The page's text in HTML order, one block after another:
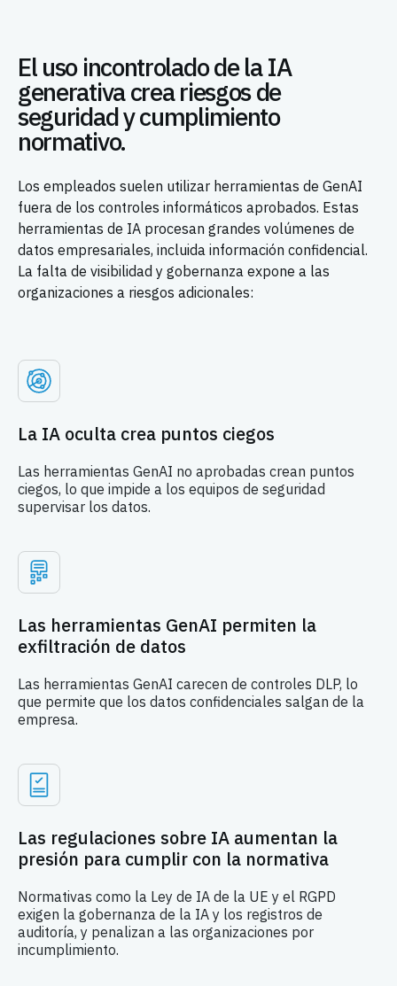
El uso incontrolado de la IA
generativa crea riesgos de
seguridad y cumplimiento
normativo.
Los empleados suelen utilizar herramientas de GenAI
fuera de los controles informáticos aprobados. Estas
herramientas de IA procesan grandes volúmenes de
datos empresariales, incluida información confidencial.
La falta de visibilidad y gobernanza expone a las
organizaciones a riesgos adicionales:
La IA oculta crea puntos ciegos
Las herramientas GenAI no aprobadas crean puntos
ciegos, lo que impide a los equipos de seguridad
supervisar los datos.
Las herramientas GenAI permiten la
exfiltración de datos
Las herramientas GenAI carecen de controles DLP, lo
que permite que los datos confidenciales salgan de la
empresa.
Las regulaciones sobre IA aumentan la
presión para cumplir con la normativa
Normativas como la Ley de IA de la UE y el RGPD
exigen la gobernanza de la IA y los registros de
auditoría, y penalizan a las organizaciones por
incumplimiento.